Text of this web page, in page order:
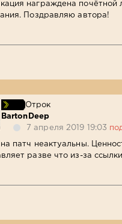
награждена почётной
Поздравляю автора!
Отрок
BartonDeep
7 апреля 2019 19:03
патч неактуальны.
разве что из-за